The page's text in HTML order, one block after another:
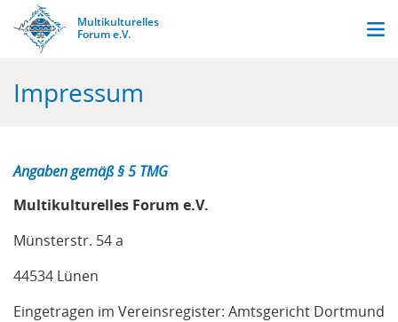
Direkt
zum
Inhalt
Multikulturelles
Forum e.V.
Stark
durch
Vielfalt.
Impressum
Angaben gemäß § 5 TMG
Multikulturelles Forum e.V.
Münsterstr. 54 a
44534 Lünen
Eingetragen im Vereinsregister: Amtsgericht Dortmund